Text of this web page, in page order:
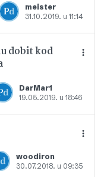
meister
31.10.2019. u 11:14
u favorite
dobit kod
DarMar1
19.05.2019. u 18:46
u favorite
woodiron
30.07.2018. u 09:35
u favorite